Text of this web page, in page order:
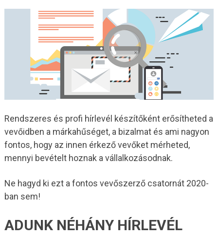
Rendszeres és profi hírlevél készítőként erősítheted a
vevőidben a márkahűséget, a bizalmat és ami nagyon
fontos, hogy az innen érkező vevőket mérheted,
mennyi bevételt hoznak a vállalkozásodnak.
Ne hagyd ki ezt a fontos vevőszerző csatornát 2020-
ban sem!
ADUNK NÉHÁNY HÍRLEVÉL